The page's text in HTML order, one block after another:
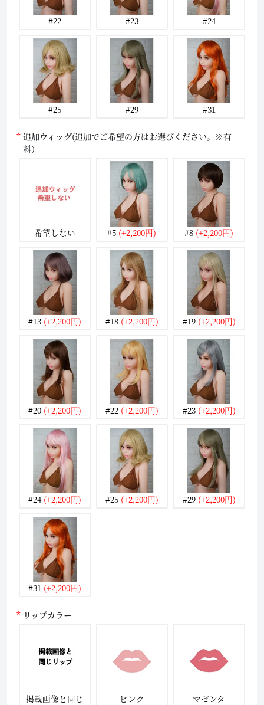
#22 #23 #24
#25 #29 #31
追加ウィッグ(追加でご希望の方はお選びください。※有
料）
希望しない #5 (+2,200円) #8 (+2,200円)
#13 (+2,200円) #18(+2,200円) #19(+2,200円)
#20 (+2,200円) #22(+2,200円) #23(+2,200円)
#24 (+2,200円) #25(+2,200円) #29(+2,200円)
#31 (+2,200円)
リップカラー
掲載画像と同じ ピンク マゼンタ